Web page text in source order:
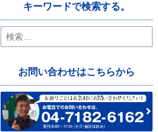
キーワードで検索する。
検
索:
お問い合わせはこちらから